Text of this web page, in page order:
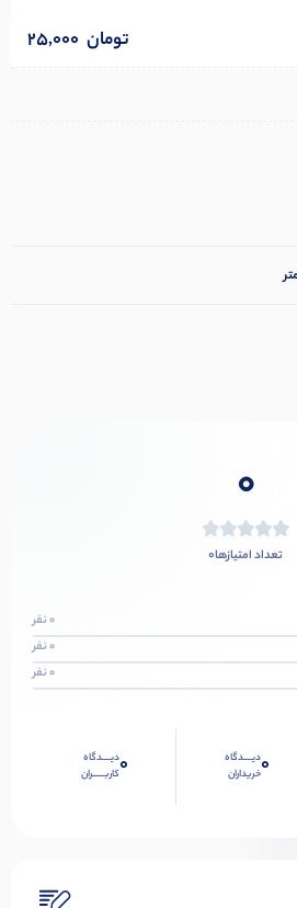
25,000 تومان
0
تعداد امتیازها0
0 نفر
0 نفر
0 نفر
0دیــــدگاه
خریداران
0دیــــدگاه
کاربـــــران